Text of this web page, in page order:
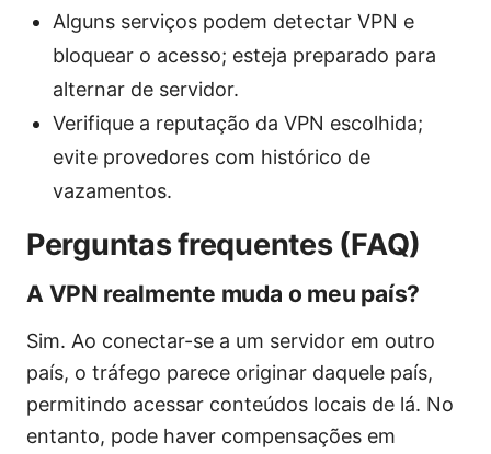
Alguns serviços podem detectar VPN e
bloquear o acesso; esteja preparado para
alternar de servidor.
Verifique a reputação da VPN escolhida;
evite provedores com histórico de
vazamentos.
Perguntas frequentes (FAQ)
A VPN realmente muda o meu país?
Sim. Ao conectar-se a um servidor em outro
país, o tráfego parece originar daquele país,
permitindo acessar conteúdos locais de lá. No
entanto, pode haver compensações em